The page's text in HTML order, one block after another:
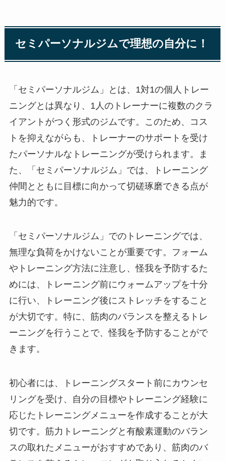
セミパーソナルジムで理想の自分に！
「セミパーソナルジム」とは、1対1の個人トレー
ニングとは異なり、1人のトレーナーに複数のクラ
イアントがつく形式のジムです。このため、コス
トを抑えながらも、トレーナーのサポートを受け
たパーソナルなトレーニングが受けられます。ま
た、「セミパーソナルジム」では、トレーニング
仲間とともに目標に向かって切磋琢磨できる点が
魅力的です。
「セミパーソナルジム」でのトレーニングでは、
無理な負荷をかけないことが重要です。フォーム
やトレーニング方法に注意し、怪我を予防するた
めには、トレーニング前にウォームアップを十分
に行い、トレーニング後にストレッチをすること
が大切です。特に、筋肉のバランスを整えるトレ
ーニングを行うことで、怪我を予防することがで
きます。
初心者には、トレーニングスタート前にカウンセ
リングを受け、自分の目標やトレーニング経験に
応じたトレーニングメニューを作成することが大
切です。筋力トレーニングと有酸素運動のバラン
スの取れたメニューがおすすめであり、筋肉のバ